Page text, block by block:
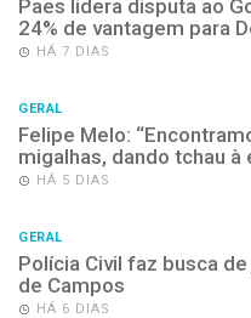
Paes lidera disputa ao
24% de vantagem para
HÁ 7 DIAS
GERAL
Felipe Melo:
migalhas, dando tchau à
HÁ 5 DIAS
GERAL
Polícia Civil faz busca
de Campos
HÁ 6 DIAS